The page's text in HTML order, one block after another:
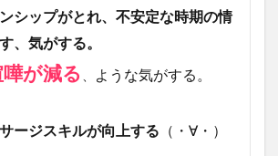
シップがとれ、不安定な時期の情
、気がする。
が減る
ような気がする。
ージスキルが向上する （・∀・）